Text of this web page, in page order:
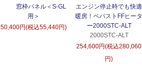
窓枠パネル＜S-GL
用＞
50,400円(税込55,440円)
エンジン停止時でも快適
暖房！ベバストFFヒータ
ー2000STC-ALT
2000STC-ALT
254,600円(税込280,060
円)